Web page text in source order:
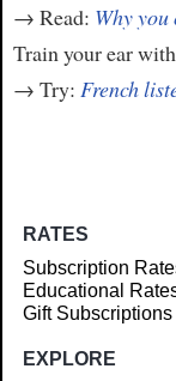
→ Read: Why you
Train your ear with
→ Try: French
RATES
Subscription
Educational
Gift Subscriptions
EXPLORE